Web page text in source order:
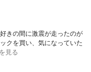
きの間に激震が走ったのが
クを買い、気になっていた
見る